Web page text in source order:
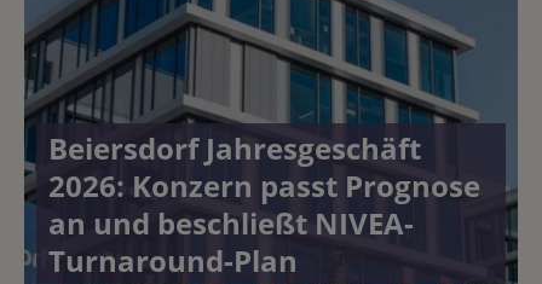
Beiersdorf Jahresgeschäft
2026: Konzern passt Prognose
an und beschließt NIVEA-
Turnaround-Plan